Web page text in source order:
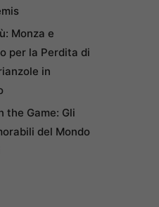
Monza e
per la Perdita di
in
the Game: Gli
del Mondo